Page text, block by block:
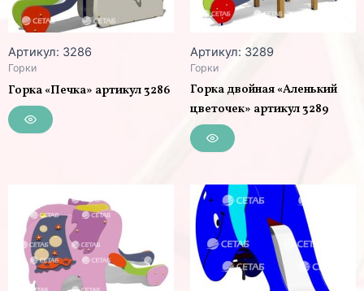
Артикул: 3286
Горки
Горка «Печка» артикул 3286
Артикул: 3289
Горки
Горка двойная «Аленький
цветочек» артикул 3289